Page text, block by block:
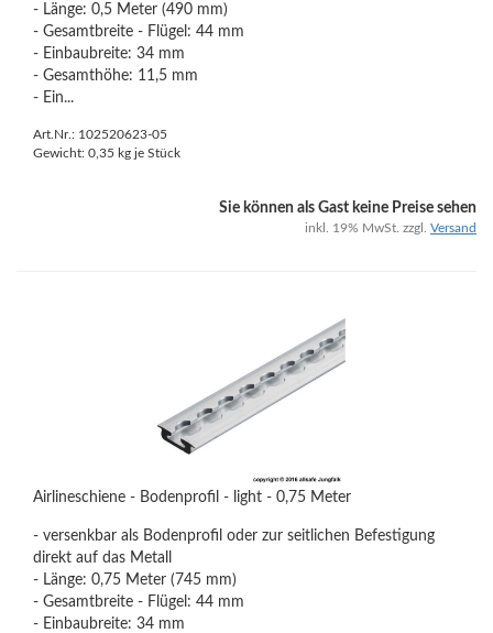
- Länge: 0,5 Meter (490 mm)
- Gesamtbreite - Flügel: 44 mm
- Einbaubreite: 34 mm
- Gesamthöhe: 11,5 mm
- Ein...
Art.Nr.: 102520623-05
Gewicht: 0,35 kg je Stück
Sie können als Gast keine Preise sehen
inkl. 19% MwSt. zzgl. Versand
Airlineschiene - Bodenprofil - light - 0,75 Meter
- versenkbar als Bodenprofil oder zur seitlichen Befestigung
direkt auf das Metall
- Länge: 0,75 Meter (745 mm)
- Gesamtbreite - Flügel: 44 mm
- Einbaubreite: 34 mm